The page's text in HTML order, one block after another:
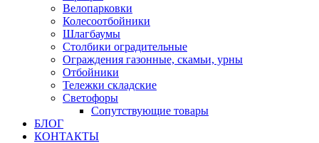
Велопарковки
Колесоотбойники
Шлагбаумы
Столбики оградительные
Ограждения газонные, скамьи, урны
Отбойники
Тележки складские
Светофоры
Сопутствующие товары
БЛОГ
КОНТАКТЫ